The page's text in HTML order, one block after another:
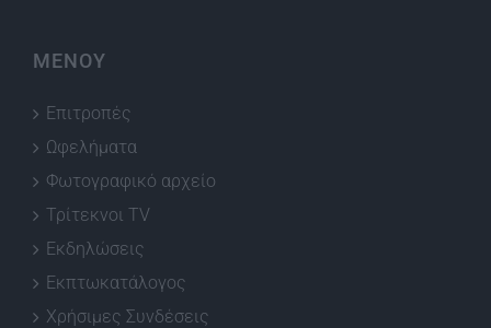
ΜΕΝΟΥ
Επιτροπές
Ωφελήματα
Φωτογραφικό αρχείο
Τρίτεκνοι TV
Εκδηλώσεις
Εκπτωκατάλογος
Χρήσιμες Συνδέσεις